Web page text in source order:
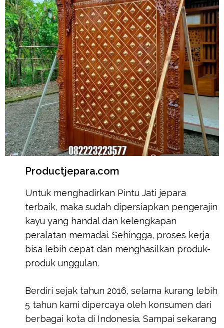
Productjepara.com
Untuk menghadirkan Pintu Jati jepara
terbaik, maka sudah dipersiapkan pengerajin
kayu yang handal dan kelengkapan
peralatan memadai. Sehingga, proses kerja
bisa lebih cepat dan menghasilkan produk-
produk unggulan.
Berdiri sejak tahun 2016, selama kurang lebih
5 tahun kami dipercaya oleh konsumen dari
berbagai kota di Indonesia. Sampai sekarang